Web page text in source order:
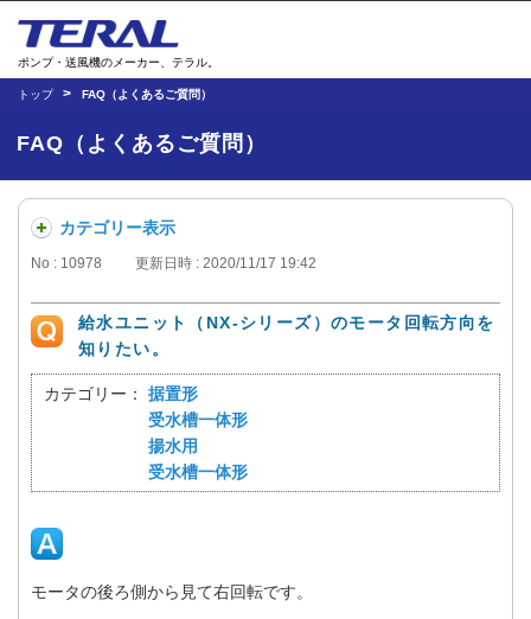
ポンプ・送風機のメーカー、テラル。
トップ FAQ（よくあるご質問）
FAQ（よくあるご質問）
カテゴリー表示
No : 10978 更新日時 : 2020/11/17 19:42
給水ユニット（NX-シリーズ）のモータ回転方向を
知りたい。
カテゴリー：
据置形
受水槽一体形
揚水用
受水槽一体形
モータの後ろ側から見て右回転です。